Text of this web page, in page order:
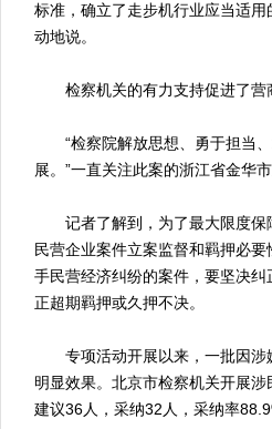
标准，确立了走步机行业应当适
动地说。
检察机关的有力支持促进了营
“检察院解放思想、勇于担当、
展。”一直关注此案的浙江省金华
记者了解到，为了最大限度保
民营企业案件立案监督和羁押必
手民营经济纠纷的案件，要坚决
正超期羁押或久押不决。
专项活动开展以来，一批因涉
明显效果。北京市检察机关开展
建议36人，采纳32人，采纳率